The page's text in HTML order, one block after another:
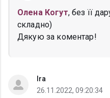
Олена Когут, без її
складно)
Дякую за коментар!
Ira
26.11.2022, 09:20:34